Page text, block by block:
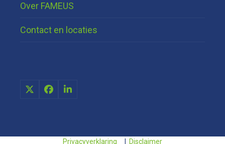
Over FAMEUS
Contact en locaties
X FacebookLinkedIn
Privacyverklaring Disclaimer